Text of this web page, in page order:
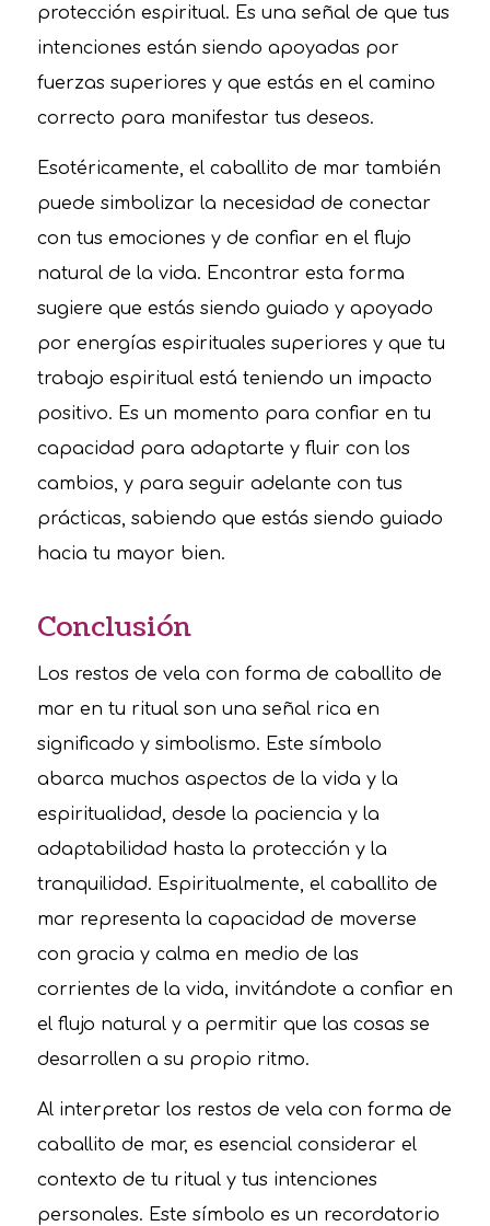
protección espiritual. Es una señal de que tus
intenciones están siendo apoyadas por
fuerzas superiores y que estás en el camino
correcto para manifestar tus deseos.
Esotéricamente, el caballito de mar también
puede simbolizar la necesidad de conectar
con tus emociones y de confiar en el flujo
natural de la vida. Encontrar esta forma
sugiere que estás siendo guiado y apoyado
por energías espirituales superiores y que tu
trabajo espiritual está teniendo un impacto
positivo. Es un momento para confiar en tu
capacidad para adaptarte y fluir con los
cambios, y para seguir adelante con tus
prácticas, sabiendo que estás siendo guiado
hacia tu mayor bien.
Conclusión
Los restos de vela con forma de caballito de
mar en tu ritual son una señal rica en
significado y simbolismo. Este símbolo
abarca muchos aspectos de la vida y la
espiritualidad, desde la paciencia y la
adaptabilidad hasta la protección y la
tranquilidad. Espiritualmente, el caballito de
mar representa la capacidad de moverse
con gracia y calma en medio de las
corrientes de la vida, invitándote a confiar en
el flujo natural y a permitir que las cosas se
desarrollen a su propio ritmo.
Al interpretar los restos de vela con forma de
caballito de mar, es esencial considerar el
contexto de tu ritual y tus intenciones
personales. Este símbolo es un recordatorio